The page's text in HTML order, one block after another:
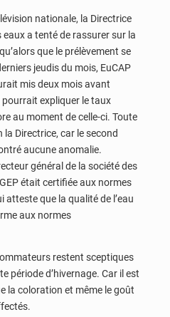
nationale, la Directrice
a tenté de rassurer sur la
que le prélèvement se
jeudis du mois, EuCAP
mis deux mois avant
pourrait expliquer le taux
au moment de celle-ci. Toute
Directrice, car le second
aucune anomalie.
général de la société des
était certifiée aux normes
atteste que la qualité de l’eau
aux normes
restent sceptiques
période d’hivernage. Car il est
la coloration et même le goût